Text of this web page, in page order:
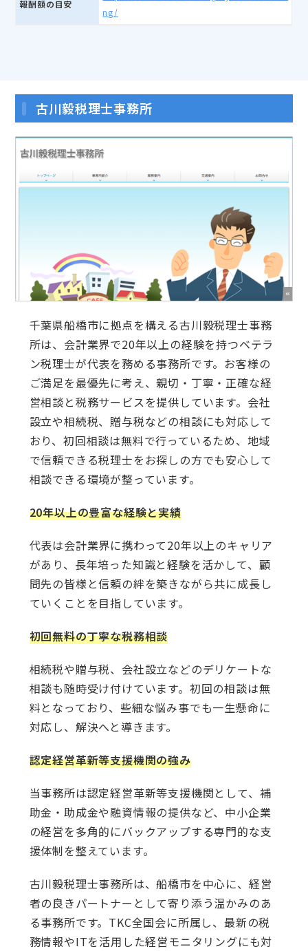
報酬額の目安
ng/
古川毅税理士事務所
千葉県船橋市に拠点を構える古川毅税理士事務
所は、会計業界で20年以上の経験を持つベテラ
ン税理士が代表を務める事務所です。お客様の
ご満足を最優先に考え、親切・丁寧・正確な経
営相談と税務サービスを提供しています。会社
設立や相続税、贈与税などの相談にも対応して
おり、初回相談は無料で行っているため、地域
で信頼できる税理士をお探しの方でも安心して
相談できる環境が整っています。
20年以上の豊富な経験と実績
代表は会計業界に携わって20年以上のキャリア
があり、長年培った知識と経験を活かして、顧
問先の皆様と信頼の絆を築きながら共に成長し
ていくことを目指しています。
初回無料の丁寧な税務相談
相続税や贈与税、会社設立などのデリケートな
相談も随時受け付けています。初回の相談は無
料となっており、些細な悩み事でも一生懸命に
対応し、解決へと導きます。
認定経営革新等支援機関の強み
当事務所は認定経営革新等支援機関として、補
助金・助成金や融資情報の提供など、中小企業
の経営を多角的にバックアップする専門的な支
援体制を整えています。
古川毅税理士事務所は、船橋市を中心に、経営
者の良きパートナーとして寄り添う温かみのあ
る事務所です。TKC全国会に所属し、最新の税
務情報やITを活用した経営モニタリングにも対